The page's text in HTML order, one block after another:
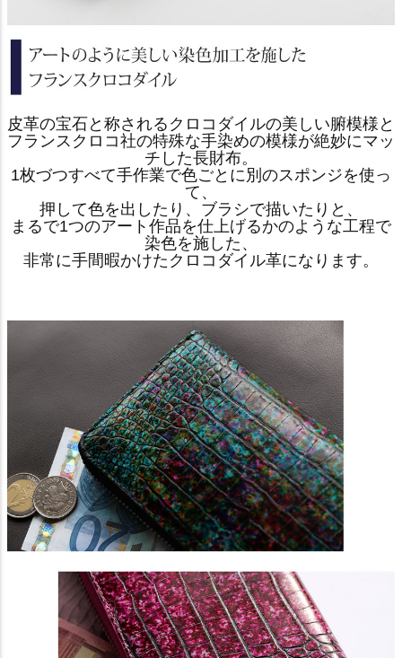
皮革の宝石と称されるクロコダイルの美しい腑模様と
フランスクロコ社の特殊な手染めの模様が絶妙にマッ
チした長財布。
1枚づつすべて手作業で色ごとに別のスポンジを使っ
て、
押して色を出したり、ブラシで描いたりと、
まるで1つのアート作品を仕上げるかのような工程で
染色を施した、
非常に手間暇かけたクロコダイル革になります。